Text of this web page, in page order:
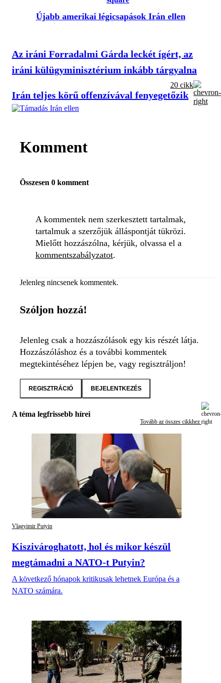
Újabb amerikai légicsapások Irán ellen
Az iráni Forradalmi Gárda leckét ígért, az
iráni külügyminisztérium inkább tárgyalna
Irán teljes körű offenzívával fenyegetőzik
20 cikk
Komment
Összesen 0 komment
A kommentek nem szerkesztett tartalmak,
tartalmuk a szerzőjük álláspontját tükrözi.
Mielőtt hozzászólna, kérjük, olvassa el a
kommentszabályzatot.
Jelenleg nincsenek kommentek.
Szóljon hozzá!
Jelenleg csak a hozzászólások egy kis részét látja.
Hozzászóláshoz és a további kommentek
megtekintéséhez lépjen be, vagy regisztráljon!
REGISZTRÁCIÓ BEJELENTKEZÉS
A téma legfrissebb hírei
Tovább az összes cikkhez
Vlagyimir Putyin
Kiszivároghatott, hol és mikor készül
megtámadni a NATO-t Putyin?
A következő hónapok kritikusak lehetnek Európa és a
NATO számára.